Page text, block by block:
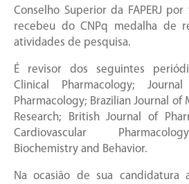
Conselho Superior da FAPERJ por
recebeu do CNPq medalha de
atividades de pesquisa.
É revisor dos seguintes
Clinical Pharmacology;
Pharmacology; Brazilian Journal of
Research; British Journal of
Cardiovascular
Biochemistry and Behavior.
Na ocasião de sua candidatura